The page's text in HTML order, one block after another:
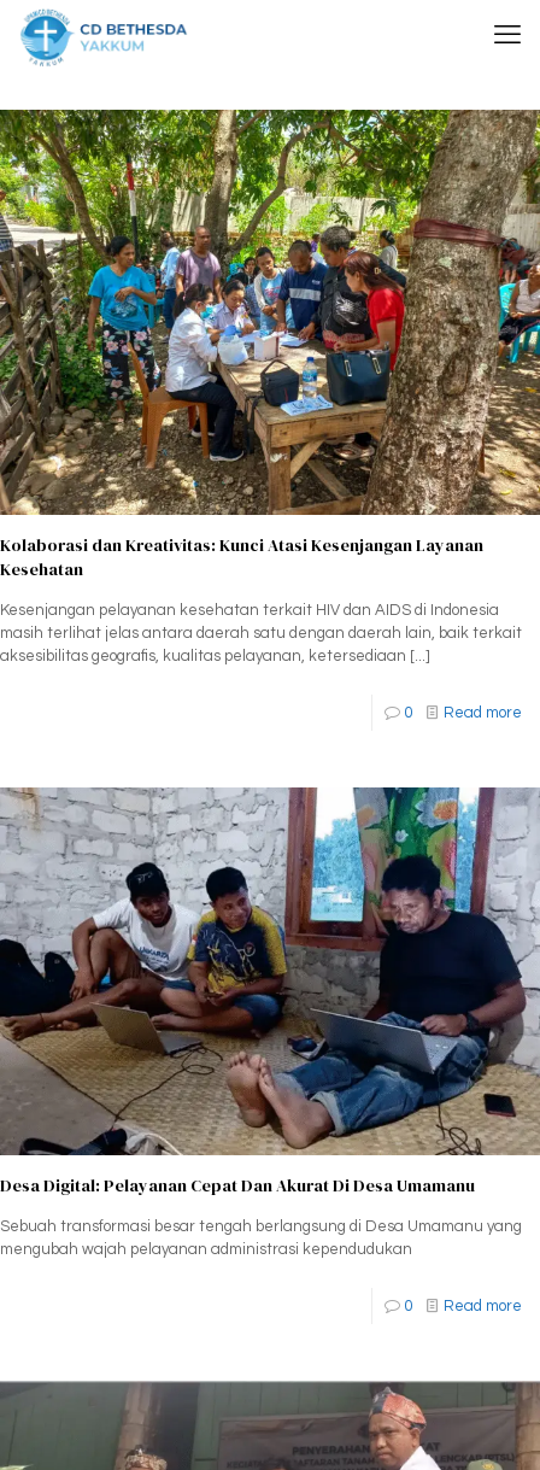
Kolaborasi dan Kreativitas: Kunci Atasi Kesenjangan Layanan
Kesehatan
Kesenjangan pelayanan kesehatan terkait HIV dan AIDS di Indonesia
masih terlihat jelas antara daerah satu dengan daerah lain, baik terkait
aksesibilitas geografis, kualitas pelayanan, ketersediaan [...]
0 Read more
Desa Digital: Pelayanan Cepat Dan Akurat Di Desa Umamanu
Sebuah transformasi besar tengah berlangsung di Desa Umamanu yang
mengubah wajah pelayanan administrasi kependudukan
0 Read more